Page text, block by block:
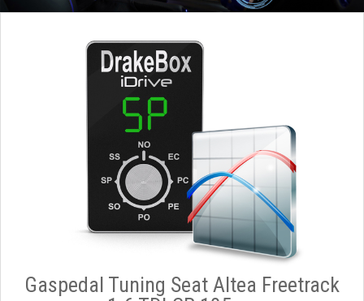
Gaspedal Tuning Seat Altea Freetrack